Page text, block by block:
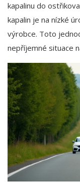
kapalinu do
kapalin je na nízké
výrobce. Toto
nepříjemné situace